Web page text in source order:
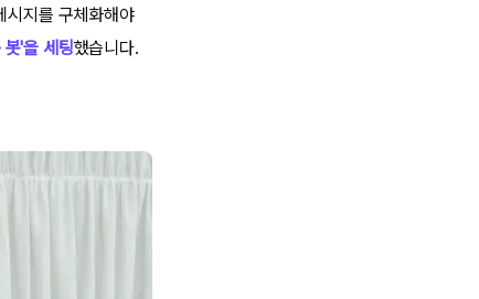
시지를 구체화해야
'을 세팅했습니다.